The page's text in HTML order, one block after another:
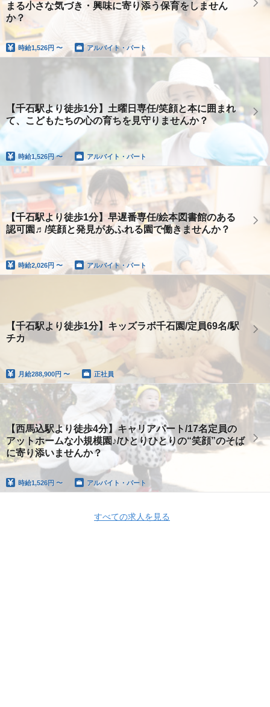
まる小さな気づき・興味に寄り添う保育をしません
か？
時給1,526円 〜 アルバイト・パート
【千石駅より徒歩1分】土曜日専任/笑顔と本に囲まれ
て、こどもたちの心の育ちを見守りませんか？
時給1,526円 〜 アルバイト・パート
【千石駅より徒歩1分】早遅番専任/絵本図書館のある
認可園♬/笑顔と発見があふれる園で働きませんか？
時給2,026円 〜 アルバイト・パート
【千石駅より徒歩1分】キッズラボ千石園/定員69名/駅
チカ
月給288,900円 〜 正社員
【西馬込駅より徒歩4分】キャリアパート/17名定員の
アットホームな小規模園♪/ひとりひとりの“笑顔”のそば
に寄り添いませんか？
時給1,526円 〜 アルバイト・パート
すべての求人を見る